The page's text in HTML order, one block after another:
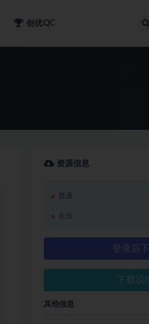
创优QC
资源信息
普通
会员
登录后
下载说
其他信息